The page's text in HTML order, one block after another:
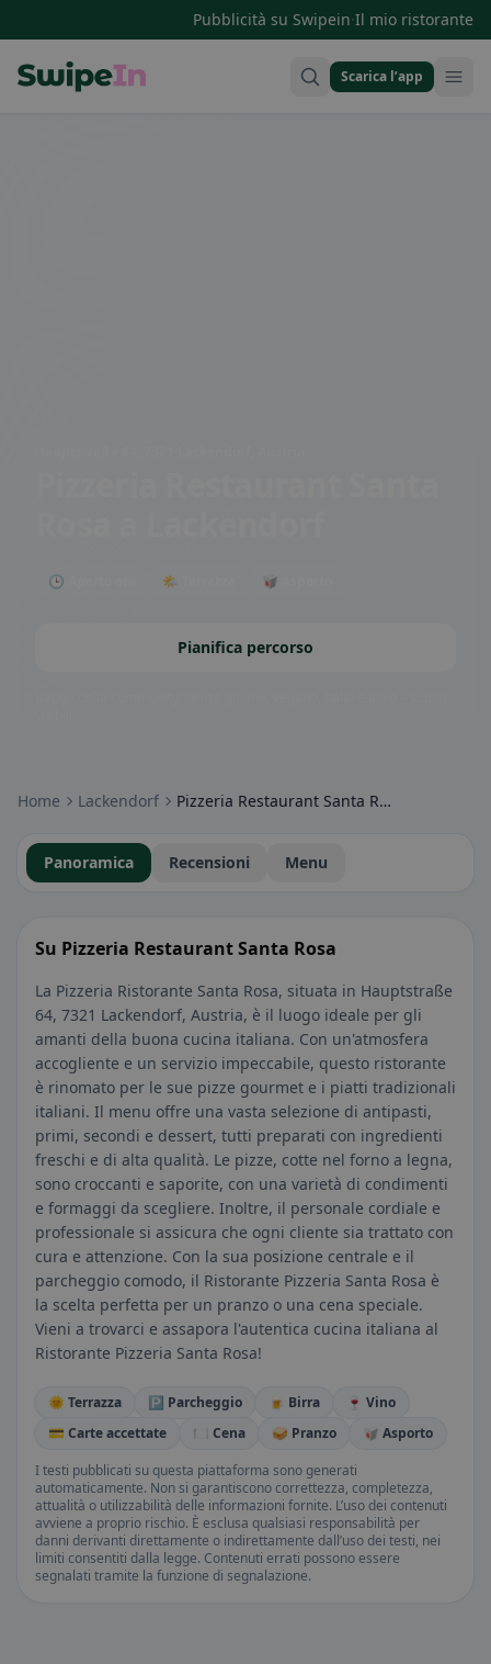
Pubblicità su Swipein·Il mio ristorante
Scarica l’app
🕒 Aperto ora 🌤 Terrazza 🥡 Asporto
Pianifica percorso
Home Lackendorf Pizzeria Restaurant Santa Rosa
Panoramica Recensioni Menu
Su Pizzeria Restaurant Santa Rosa
La Pizzeria Ristorante Santa Rosa, situata in Hauptstraße
64, 7321 Lackendorf, Austria, è il luogo ideale per gli
amanti della buona cucina italiana. Con un'atmosfera
accogliente e un servizio impeccabile, questo ristorante
è rinomato per le sue pizze gourmet e i piatti tradizionali
italiani. Il menu offre una vasta selezione di antipasti,
primi, secondi e dessert, tutti preparati con ingredienti
freschi e di alta qualità. Le pizze, cotte nel forno a legna,
sono croccanti e saporite, con una varietà di condimenti
e formaggi da scegliere. Inoltre, il personale cordiale e
professionale si assicura che ogni cliente sia trattato con
cura e attenzione. Con la sua posizione centrale e il
parcheggio comodo, il Ristorante Pizzeria Santa Rosa è
la scelta perfetta per un pranzo o una cena speciale.
Vieni a trovarci e assapora l'autentica cucina italiana al
Ristorante Pizzeria Santa Rosa!
🌞 Terrazza 🅿️ Parcheggio 🍺 Birra
🍷 Vino
💳 Carte accettate
🍽️ Cena 🥪 Pranzo
🥡 Asporto
I testi pubblicati su questa piattaforma sono generati
automaticamente. Non si garantiscono correttezza, completezza,
attualità o utilizzabilità delle informazioni fornite. L’uso dei contenuti
avviene a proprio rischio. È esclusa qualsiasi responsabilità per
danni derivanti direttamente o indirettamente dall’uso dei testi, nei
limiti consentiti dalla legge. Contenuti errati possono essere
segnalati tramite la funzione di segnalazione.